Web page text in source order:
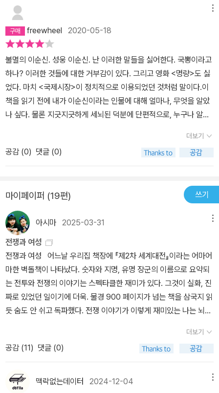
다.라는 깨달음을 이렇게... 한 편의 소설을 통해 알게 되었네요.
…………………………………………………………………………… 1589년,
이순신은 그의 나이 마흔 다섯에 종육품인 정읍 현감에 임명되었고,
그 8개월 후 종삼품인 병마첨절제사로의 파격적 승진을 명받는 것 이
후, 2년간 무려 세 번의 인사발령과 취소를 겪게 되었는데, 작가는 이
를 '조정 대신들 간의 권력투쟁과 당쟁의 여파였던 것'이라 보고 있습
니다. 「남한산성」을 통해 작가가 비판했었던 권력층 내부의 알력과 대
립은 이 때부터 이미! 존재했었던 것이지요. 그럼에도, 이러한 권력의
갈등이 그저 한 무관의 승진에만 관계된 것이었더라면 조선의 역사는
었던 황윤길은 일본이 곧 쳐들어올 것 같으니 대비가 필요하다라 임
고를 올렸던 겁니다. 결국 조정은 No.2 김성일의 의견을 취하게 되는
데, 그 이유는 오로지! 김성일이 동인이었고, 황윤길은 서인이었다라
는 것 때문! 이렇듯 임진왜란이 비록, 명나라 침략을 위해 그 걸림돌
이었던 조선을 먼저 치워버리고자 했던 일본에 의해 일어난 전쟁임에
는 틀림없으나, 눈 앞의 권력만을 놓고 다툼을 하는 자들에 의해서도
그 전란의 시작이 초래되었음을 우리는 부인할 수 없게 됩니다. 어쨌!
든... 똥 싸는 놈 따로 있고, 치우는 놈은 또 반드시 따로 있어야만 했
던 것이 바로 당시 조선을 지배하고 있었던 '명분'이었으니... --- 전라
좌수사의 직책으로 임진년(1592년)에 시작된 일본과의 전투에 임했
던 이순신은 임진왜란 최초의 해전이었던 옥포만 전투에서 승리하는
것이 결국 그에게 화(禍)가 되어 돌아오게 됩니다. '군공(軍功)을 날
조해서 임금을 기만하고 적장 가토의 머리를 잘라오라는 조정의 기동
출격 명령에 응하지 않았다'라는 죄목으로 이순신은 결국 체포되고
말지요. 그 당시 이순신의 심정을 작가는 이렇게 적어내고 있습니다.
--- '나는 살기를 바라지 않았다. 죽음은 절벽처럼 확실했다' 조정은
은 무의미와 연결된다. 무의미는 죽음과 연결된다. ‘죽여야 할 것들을
다 죽여서, 세상이 스스로 세상일 수 있게 된 연후에 나는 나 자신의
한없는 무기력 속에서 죽고 싶었다.‘📚왜 ‘칼의 노래‘일까?이 부분이
생각을 많이 하게 된 지점이다. 첫 파트 이름이 ‘칼의 울음‘, 마지막 파
트 이름이 ‘들리지 않는 사랑 노래‘다. 첫 파트의 처음 낱말과 마지막
파트의 마지막 낱말을 합하면 이 책의 제목 ‘칼의 노래‘가 된다. 결국
칼의 울음과 들리지 않는 사랑 노래는 같은 말일까, 작가가 인클루지
오를 염두에 두었나 생각했는데, 역시나 잘 모르겠다. 그러나 사실 책
로, 칼이 운다는 표현이 많이 나온다. 임금도 울고, 장졸도 울고, 백성
도 울고, 칼도 울고. 그럼에도 ‘노래‘라고 쓰고 있다. 왜일까? 마지막
파트의 ‘들리지 않는 사랑 노래‘도 사실은 이렇게 제목을 붙인 이유를
여진의 몸냄새를 떠올리는 것으로 보아, 이 냄새들이 노래와 연관이
있는 것 같다는 생각이 들었다. 충무공이 사랑했던 것은 이 냄새들이
아닐까(이렇게 보면 여진과의 관계를 소설 속에 넣어야 했던 이유가
어렴풋하게나마 설명되는 것 같다.). 죽어가는 와중에 생각나는 이 냄
새들이, 충무공 자신이 사랑한 노래였던 건 아닐까. 그렇다면 이
‘칼‘은 결국 충무공을 나타내는 것이라는 생각이다. 자신과 칼을 일치
시켰다. 죽어가니 더 이상은 사랑 노래가 들리지 않는다.울음이 노래
로 끝날 수 있는 것은, 이회영에게서 답을 찾았다.서른 살 청년 이회영
이 물었다.˝한 번의 젊은 나이를 어찌할 것인가˝눈을 감는 순간 예순
여섯 노인 이회영이 답했다.예순여섯의 ‘일생‘으로 답했다.-[역사의
쓸모](최태성, 다산초당)📚픽한 문장‘헛것은 칼을 받지 않는다. 헛것
은 베어지지 않는다.‘우리가 문제라고 보는 것들이 사실은 ‘헛것‘이 아
‘목숨을 벨 수는 있지만 죽음을 벨 수는 없었다.‘
freewheel 2020-05-18
불멸의 이순신. 성웅 이순신. 난 이러한 말들을 싫어한다. 국뽕이라고
하나? 이러한 것들에 대한 거부감이 있다. 그리고 영화 <명량>도 싫
었다. 마치 <국제시장>이 정치적으로 이용되었던 것처럼 말이다.​이
책을 읽기 전에 내가 이순신이라는 인물에 대해 얼마나, 무엇을 알았
나 싶다. 물론 지긋지긋하게 세뇌된 덕분에 단편적으로, 누구나 알고
리지 마라, 등등...​여러 가지 자료를 통해 알려진 이순신의 행적, 공적,
그리고 피상적인 선조와의 갈등, 아들의 죽음, 당시의 외교적인 상황,
그러한 것들을 베이스로 작가는 이순신이라는 인물의 1인칭 시점으
전공을 미화했는지는 모르겠다. 하지만 그의 인간적인 고뇌, 가족에
대한 사랑, 임금에 대한 불신 등 완벽하지 않은, 인간의 심리를 묘사하
는 데 중점을 두어 마치 내가 그가 된듯한 착각에 분노하고, 좌절하며
어서 빨리 이 상황이, 이 생이 끝나길 바랐던 건 작가의 섬세한 묘사,
특히 주인공의 심리 묘사가 탁월했기 때문이 아닌가 싶다.​실제 역사
적인 사건, 인물 등 전체적인 틀에 작가적인 상상력과 이순신에 대한
작가의 존경심이 그를 위대한, 실제로도 탁월한 지휘관이었던 한 인
간에 대한 오마주가 이 책을 세상에 나오게 했고, 교과서에, 문고판 서
적에, 광화문 광장에 항상 우리 곁에 있었지만 외롭고 잊혀졌던 이순
순리에 맞는 삶을 산 것은 맞는 것 같다 - 다시 현대에 소환해 그의 위
대한 전과를 생생하게 각인시킨다.​소설은 이순신이 의금부에서 풀려
나 '백의종군'하며 남해로 다시 내려가는 장면에서 시작해 다음 해 무
술년(1598년) 철수하는 일본군을 맞아 노량에서 전사할 때까지의
이야기이다.​다시 수군통제사가 되어 전선 12척으로 적의 수 백 척의
더보기
공감 (0) 댓글 (0)
마이페이퍼 (19편) 쓰기
아시마 2025-03-31
전쟁과 여성
전쟁과 여성 어느날 우리집 책장에 『제2차 세계대전』이라는 어마어
마한 벽돌책이 나타났다. 숫자와 지명, 유명 장군의 이름으로 요약되
는 전투와 전쟁의 이야기는 스펙타클한 재미가 있다. 그것이 실화, 진
짜로 있었던 일이기에 더욱. 물경 900 페이지가 넘는 책을 삼국지 읽
듯 숨도 안 쉬고 독파했다. 전쟁 이야기가 이렇게 재미있는 나는 뇌의
시 미국의 대통령이 되었다. 재선이 못 될 것을 예상했듯, 이번 선거에
서 트럼프가 이길 것도 예상했던 사람도 많았다. 그럼에도 미국 대통
령 트럼프가 세계에 던진 파문은 늘 그렇듯 ‘무엇을 예상했건 그 이상’
더보기
공감 (11) 댓글 (0)
맥락없는데이터 2024-12-04